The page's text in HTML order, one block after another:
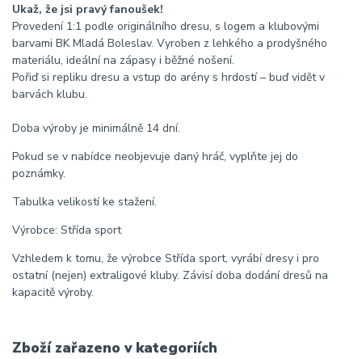
Ukaž, že jsi pravý fanoušek!
Provedení 1:1 podle originálního dresu, s logem a klubovými
barvami BK Mladá Boleslav. Vyroben z lehkého a prodyšného
materiálu, ideální na zápasy i běžné nošení.
Pořiď si repliku dresu a vstup do arény s hrdostí – buď vidět v
barvách klubu.
Doba výroby je minimálně 14 dní.
Pokud se v nabídce neobjevuje daný hráč, vyplňte jej do
poznámky.
Tabulka velikostí ke stažení.
Výrobce: Střída sport
Vzhledem k tomu, že výrobce Střída sport, vyrábí dresy i pro
ostatní (nejen) extraligové kluby. Závisí doba dodání dresů na
kapacitě výroby.
Zboží zařazeno v kategoriích